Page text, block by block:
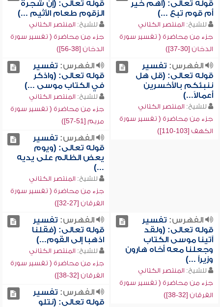
قوله تعالى: (أهم خير
أم قوم تبع ...)
للشيخ: المنتصر الكتاني
جزء من محاضرة ( تفسير سورة
الدخان [30-37])
قوله تعالى: (إن شجرة
الزقوم طعام الأثيم ...)
للشيخ: المنتصر الكتاني
جزء من محاضرة ( تفسير سورة
الدخان [38-56])
الفهرس: تفسير
قوله تعالى: (قل هل
ننبئكم بالأخسرين
أعمالاً...)
للشيخ: المنتصر الكتاني
جزء من محاضرة ( تفسير سورة
الكهف [103-110])
الفهرس: تفسير
قوله تعالى: (واذكر
في الكتاب موسى ...)
للشيخ: المنتصر الكتاني
جزء من محاضرة ( تفسير سورة
مريم [51-57])
الفهرس: تفسير
قوله تعالى: (ويوم
يعض الظالم على يديه
...)
للشيخ: المنتصر الكتاني
جزء من محاضرة ( تفسير سورة
الفرقان [27-32])
الفهرس: تفسير
قوله تعالى: (ولقد
آتينا موسى الكتاب
وجعلنا معه أخاه هارون
وزيراً ...)
للشيخ: المنتصر الكتاني
جزء من محاضرة ( تفسير سورة
الفرقان [32-38])
الفهرس: تفسير
قوله تعالى: (فقلنا
اذهبا إلى القوم...)
للشيخ: المنتصر الكتاني
جزء من محاضرة ( تفسير سورة
الفرقان [32-38])
الفهرس: تفسير
قوله تعالى: (نتلو